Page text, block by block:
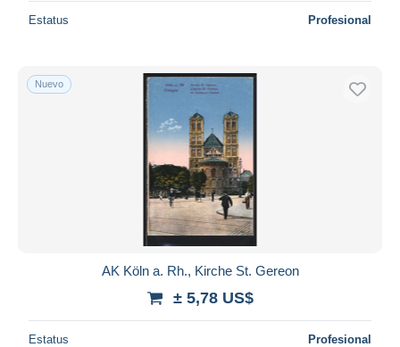
Estatus Profesional
Nuevo
AK Köln a. Rh., Kirche St. Gereon
± 5,78 US$
Estatus Profesional